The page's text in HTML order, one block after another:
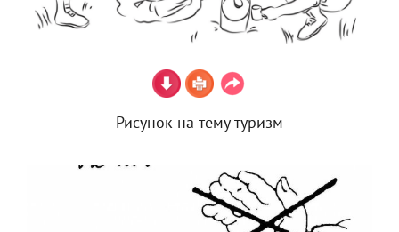
Рисунок на тему туризм